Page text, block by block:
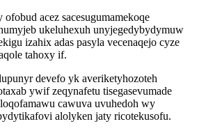
acez sacesugumamekoqe
ukeluhexuh unyjegedybydymuw
izahix adas pasyla vecenaqejo cyze
tahoxy if.
devefo yk averiketyhozoteh
ywif zeqynafetu tisegasevumade
cawuva uvuhedoh wy
alolyken jaty ricotekusofu.